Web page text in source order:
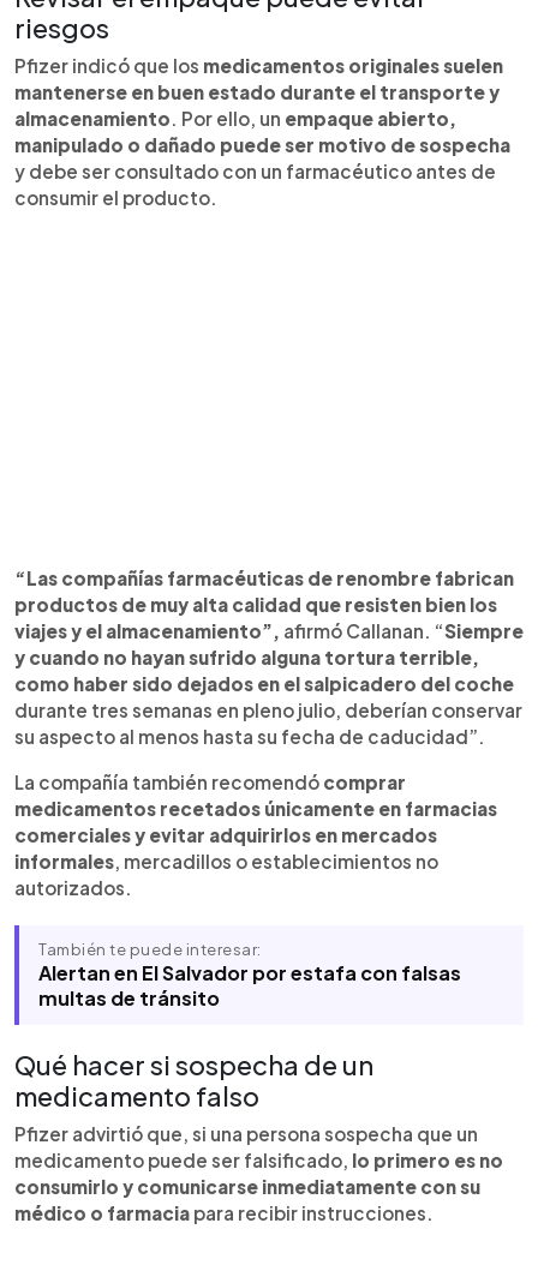
riesgos
Pfizer indicó que los medicamentos originales suelen
mantenerse en buen estado durante el transporte y
almacenamiento. Por ello, un empaque abierto,
manipulado o dañado puede ser motivo de sospecha
y debe ser consultado con un farmacéutico antes de
consumir el producto.
“Las compañías farmacéuticas de renombre fabrican
productos de muy alta calidad que resisten bien los
viajes y el almacenamiento”, afirmó Callanan. “Siempre
y cuando no hayan sufrido alguna tortura terrible,
como haber sido dejados en el salpicadero del coche
durante tres semanas en pleno julio, deberían conservar
su aspecto al menos hasta su fecha de caducidad”.
La compañía también recomendó comprar
medicamentos recetados únicamente en farmacias
comerciales y evitar adquirirlos en mercados
informales, mercadillos o establecimientos no
autorizados.
También te puede interesar:
Alertan en El Salvador por estafa con falsas
multas de tránsito
Qué hacer si sospecha de un
medicamento falso
Pfizer advirtió que, si una persona sospecha que un
medicamento puede ser falsificado, lo primero es no
consumirlo y comunicarse inmediatamente con su
médico o farmacia para recibir instrucciones.